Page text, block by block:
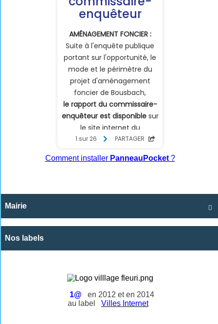
Comment installer PanneauPocket?

Mairie
Nos labels
1@
en 2012 et en 2014
au label
Villes Internet